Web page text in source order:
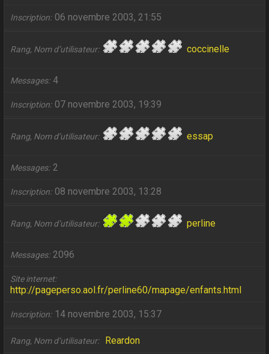
Inscription 06 novembre 2003, 21:55
Rang, Nom d’utilisateur coccinelle
Messages 4
Inscription 07 novembre 2003, 19:39
Rang, Nom d’utilisateur essap
Messages 2
Inscription 08 novembre 2003, 13:28
Rang, Nom d’utilisateur perline
Messages 2096
Site internet
http://pageperso.aol.fr/perline60/mapage/enfants.html
Inscription 14 novembre 2003, 15:37
Rang, Nom d’utilisateur Reardon